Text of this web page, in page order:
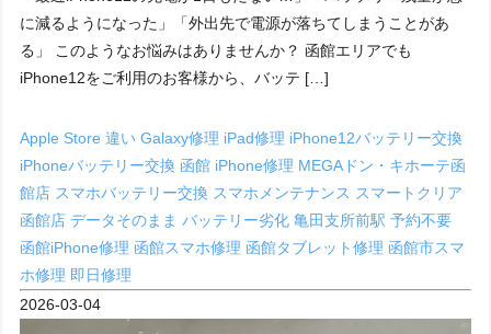
に減るようになった」「外出先で電源が落ちてしまうことがあ
る」 このようなお悩みはありませんか？ 函館エリアでも
iPhone12をご利用のお客様から、バッテ […]
Apple Store 違いGalaxy修理 iPad修理 iPhone12バッテリー交換
iPhoneバッテリー交換 函館 iPhone修理 MEGAドン・キホーテ函
館店 スマホバッテリー交換 スマホメンテナンス スマートクリア
函館店データそのままバッテリー劣化亀田支所前駅予約不要
函館iPhone修理 函館スマホ修理 函館タブレット修理 函館市スマ
ホ修理 即日修理
2026-03-04